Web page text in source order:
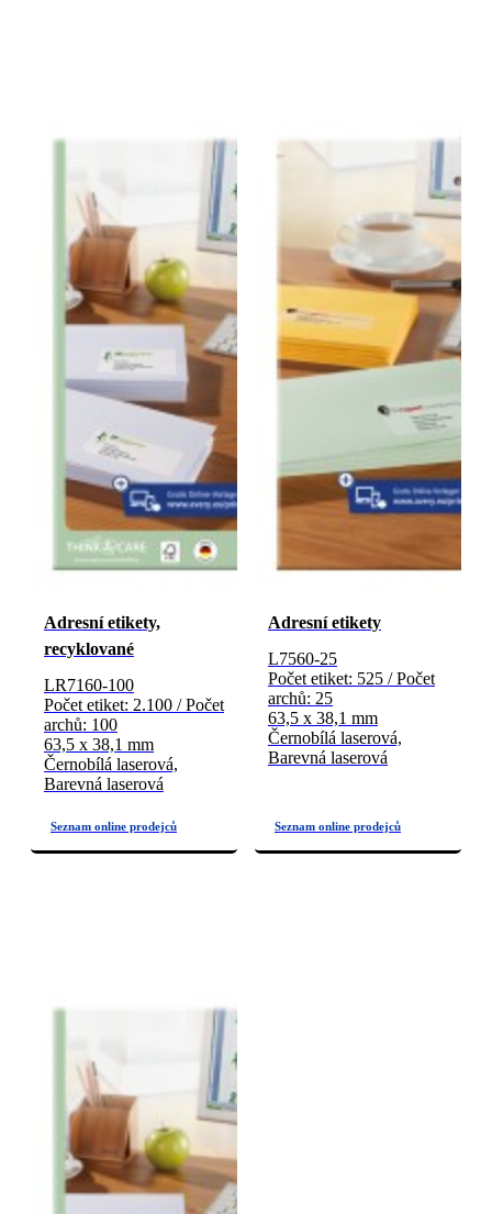
Adresní etikety,
recyklované
LR7160-100
Počet etiket: 2.100 / Počet
archů: 100
63,5 x 38,1 mm
Černobílá laserová,
Barevná laserová
Adresní etikety
L7560-25
Počet etiket: 525 / Počet
archů: 25
63,5 x 38,1 mm
Černobílá laserová,
Barevná laserová